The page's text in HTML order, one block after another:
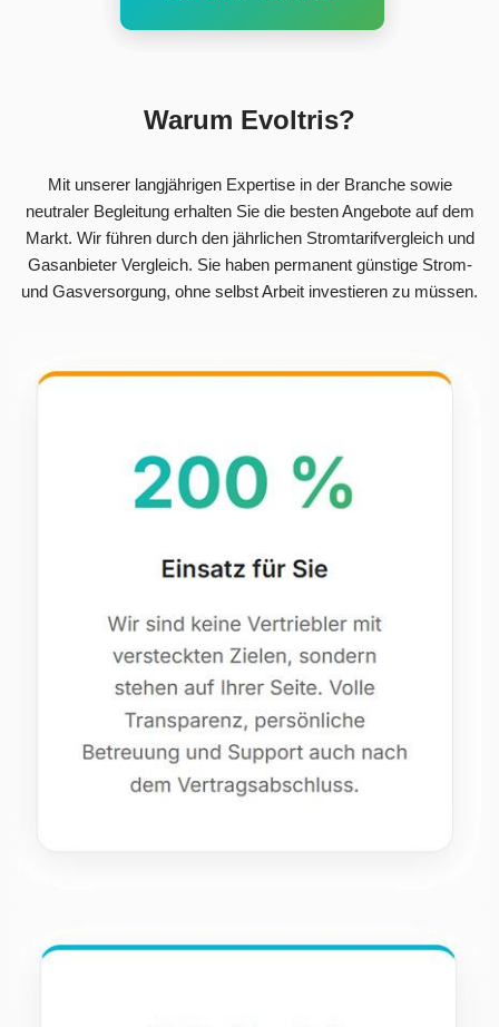
Warum Evoltris?
Mit unserer langjährigen Expertise in der Branche sowie
neutraler Begleitung erhalten Sie die besten Angebote auf dem
Markt. Wir führen durch den jährlichen Stromtarifvergleich und
Gasanbieter Vergleich. Sie haben permanent günstige Strom-
und Gasversorgung, ohne selbst Arbeit investieren zu müssen.